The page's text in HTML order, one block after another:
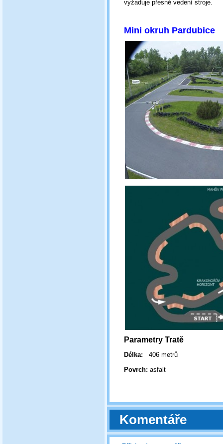
vyžaduje přesné vedení stroje.
Mini okruh Pardubice
Parametry Tratě
Délka: 406 metrů
Povrch: asfalt
Komentáře